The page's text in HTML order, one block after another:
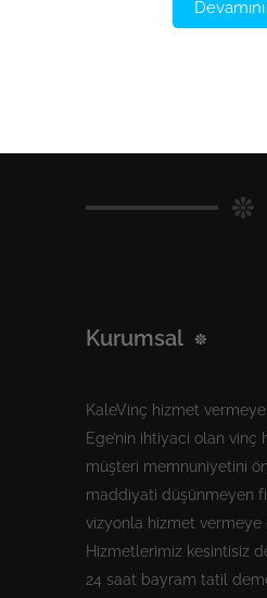
Kurumsal
KaleVinç hizmet
Ege’nin ihtiyaci olan vinç
müşteri memnuniyetini
maddiyati düşünmeyen
vizyonla hizmet vermeye
Hizmetlerimiz kesintisiz
24 saat bayram tatil